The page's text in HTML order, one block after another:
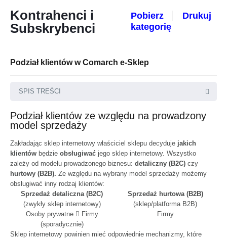
Kontrahenci i
Subskrybenci
Pobierz
Drukuj
kategorię
Podział klientów w Comarch e-Sklep
SPIS TREŚCI
Podział klientów ze względu na prowadzony
model sprzedaży
Zakładając sklep internetowy właściciel sklepu decyduje jakich
klientów będzie obsługiwać jego sklep internetowy. Wszystko
zależy od modelu prowadzonego biznesu: detaliczny (B2C) czy
hurtowy (B2B). Ze względu na wybrany model sprzedaży możemy
obsługiwać inny rodzaj klientów:
Sprzedaż detaliczna (B2C)
(zwykły sklep internetowy)
Sprzedaż hurtowa (B2B)
(sklep/platforma B2B)
Osoby prywatne
Firmy
(sporadycznie)
Firmy
Sklep internetowy powinien mieć odpowiednie mechanizmy, które